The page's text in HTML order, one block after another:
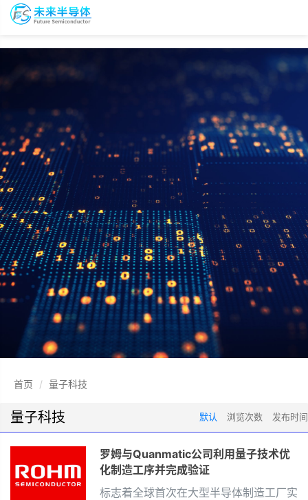
源
未
半
首页 量子科技
量子科技 默认 浏览次数 发布时间
罗姆与Quanmatic公司利用量子技术优
化制造工序并完成验证
标志着全球首次在大型半导体制造工厂实